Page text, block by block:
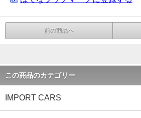
前の商品へ
この商品のカテゴリー
IMPORT CARS